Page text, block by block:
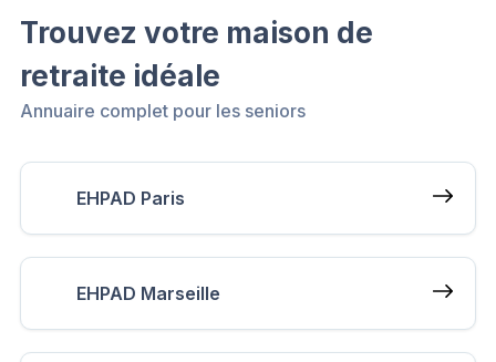
Trouvez votre maison de
retraite idéale
Annuaire complet pour les seniors
EHPAD Paris
EHPAD Marseille